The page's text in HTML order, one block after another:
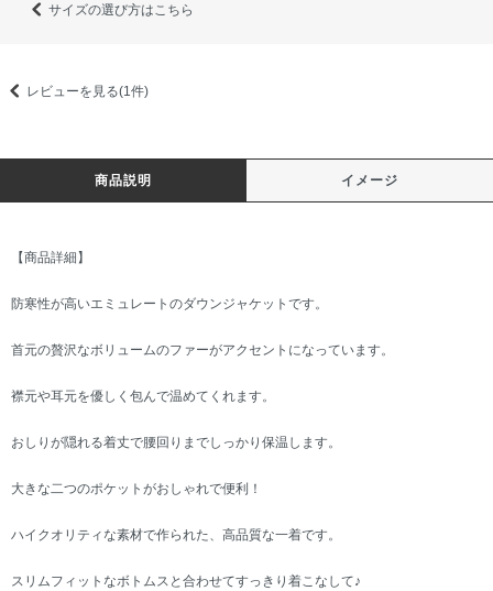
サイズの選び方はこちら
レビューを見る(1件)
商品説明 イメージ
【商品詳細】
防寒性が高いエミュレートのダウンジャケットです。
首元の贅沢なボリュームのファーがアクセントになっています。
襟元や耳元を優しく包んで温めてくれます。
おしりが隠れる着丈で腰回りまでしっかり保温します。
大きな二つのポケットがおしゃれで便利！
ハイクオリティな素材で作られた、高品質な一着です。
スリムフィットなボトムスと合わせてすっきり着こなして♪